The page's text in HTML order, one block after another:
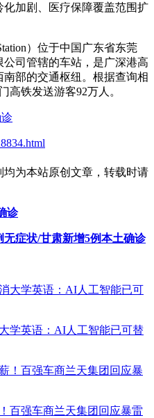
加剧、医疗保障覆盖范围扩
）位于中国广东省东莞
司管辖的车站，是广深港高
部的交通枢纽。根据查询相
高铁发送游客92万人。
均为本站原创文章，转载时请
诊
症状/甘肃新增5例本土确诊
学英语：AI人工智能已可替
百强车商兰天集团回应暴雷